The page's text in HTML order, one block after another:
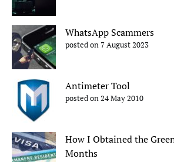
WhatsApp Scammers
posted on 7 August 2023
Antimeter Tool
posted on 24 May 2010
How I Obtained the
Months